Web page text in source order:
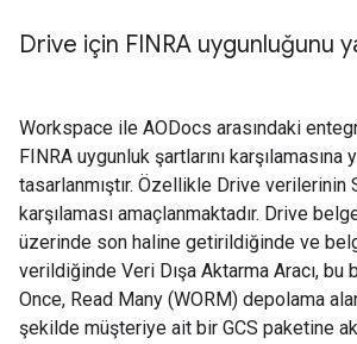
Drive için FINRA uygunluğunu
Workspace ile AODocs arasındaki
FINRA uygunluk şartlarını karşılamasına
tasarlanmıştır. Özellikle Drive verilerinin
karşılaması amaçlanmaktadır. Drive
üzerinde son haline getirildiğinde ve
verildiğinde Veri Dışa Aktarma Aracı, bu
Once, Read Many (WORM) depolama
şekilde müşteriye ait bir GCS paketine